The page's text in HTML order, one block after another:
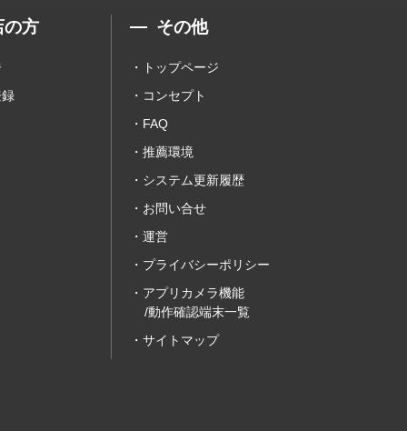
の方 その他
トップページ
コンセプト
FAQ
推薦環境
システム更新履歴
お問い合せ
運営
プライバシーポリシー
アプリカメラ機能
/動作確認端末一覧
サイトマップ